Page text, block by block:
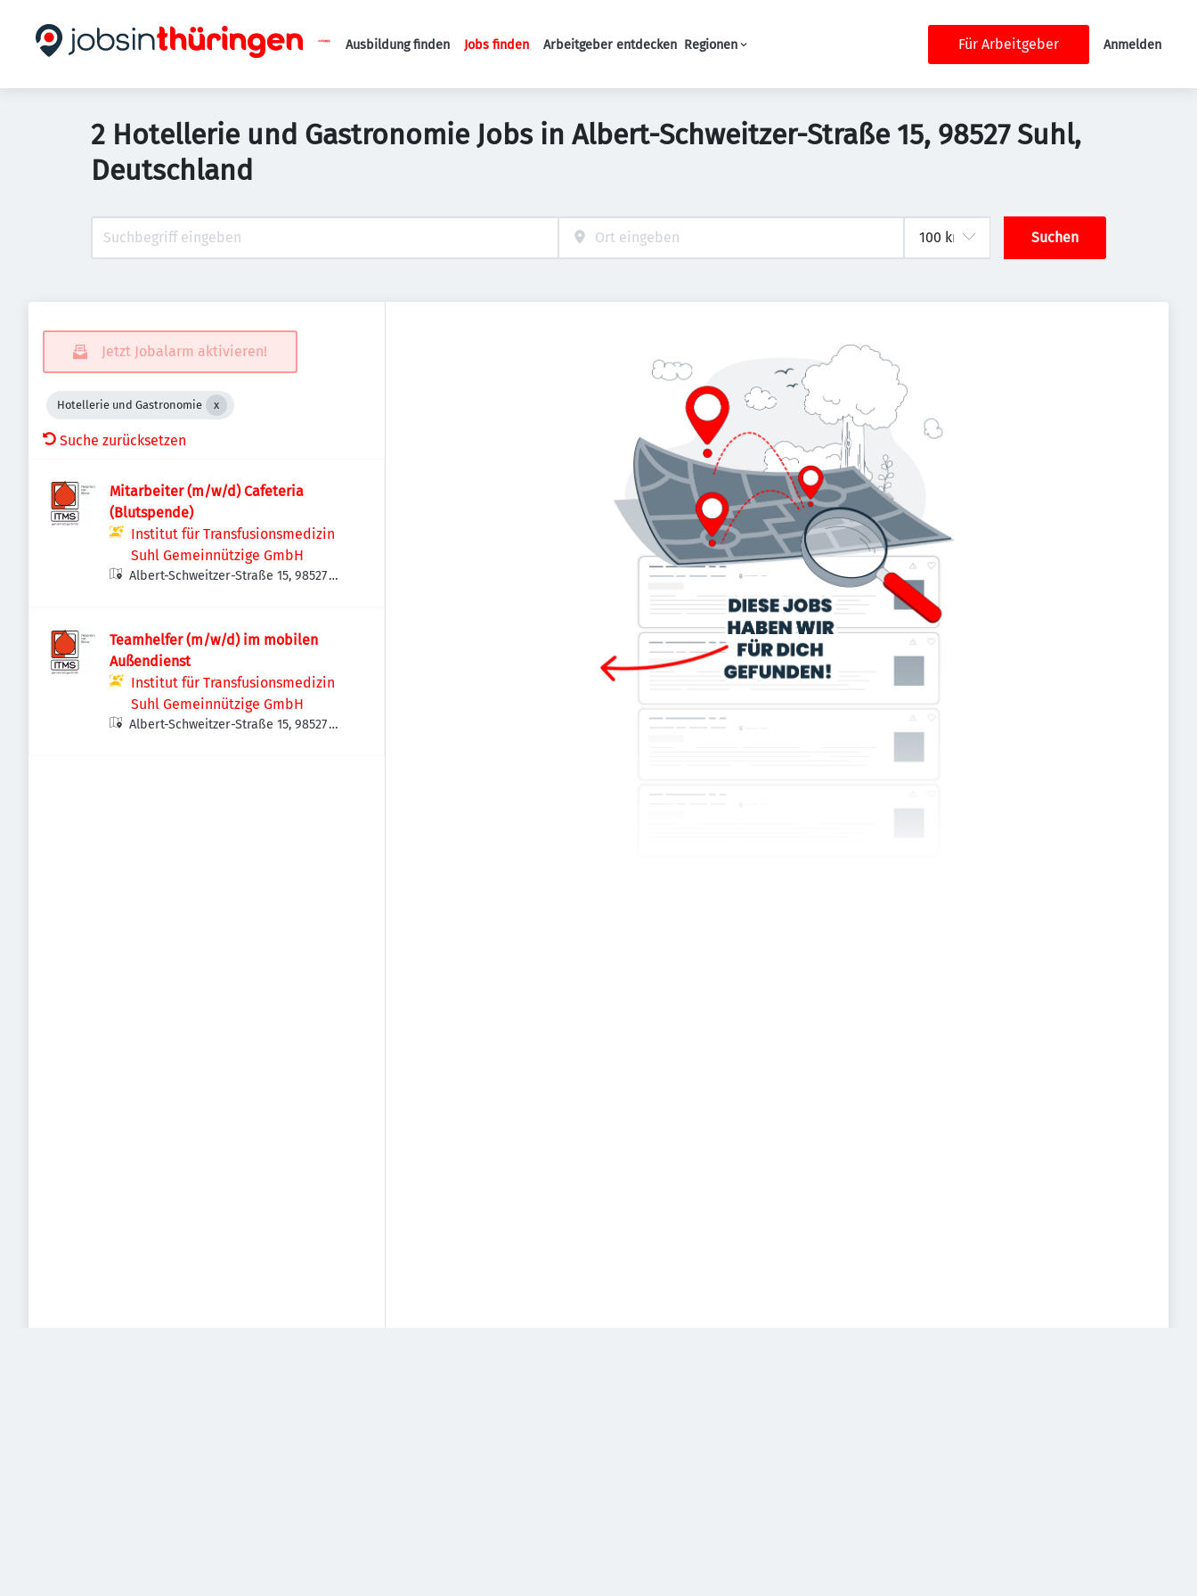
Haupt-Navigation
Ausbildung finden Jobs finden Arbeitgeber entdecken Regionen Für Arbeitgeber Anmelden
2 Hotellerie und Gastronomie Jobs in Albert-Schweitzer-Straße 15, 98527 Suhl,
Deutschland
Suchen
Jetzt Jobalarm aktivieren!
Hotellerie und Gastronomie
Suche zurücksetzen
Mitarbeiter (m/w/d) Cafeteria
(Blutspende)
Institut für Transfusionsmedizin
Suhl Gemeinnützige GmbH
Albert-Schweitzer-Straße 15, 98527
Teamhelfer (m/w/d) im mobilen
Außendienst
Institut für Transfusionsmedizin
Suhl Gemeinnützige GmbH
Albert-Schweitzer-Straße 15, 98527